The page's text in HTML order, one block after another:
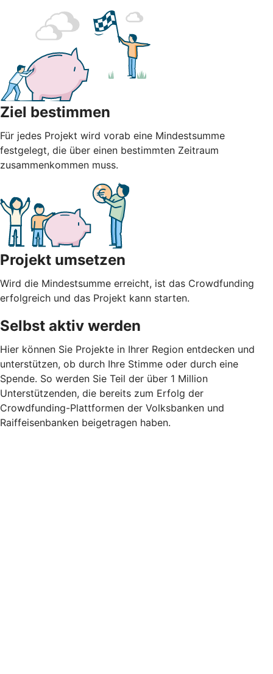
Ziel bestimmen
Für jedes Projekt wird vorab eine Mindestsumme
festgelegt, die über einen bestimmten Zeitraum
zusammenkommen muss.
Projekt umsetzen
Wird die Mindestsumme erreicht, ist das Crowdfunding
erfolgreich und das Projekt kann starten.
Selbst aktiv werden
Hier können Sie Projekte in Ihrer Region entdecken und
unterstützen, ob durch Ihre Stimme oder durch eine
Spende. So werden Sie Teil der über 1 Million
Unterstützenden, die bereits zum Erfolg der
Crowdfunding-Plattformen der Volksbanken und
Raiffeisenbanken beigetragen haben.